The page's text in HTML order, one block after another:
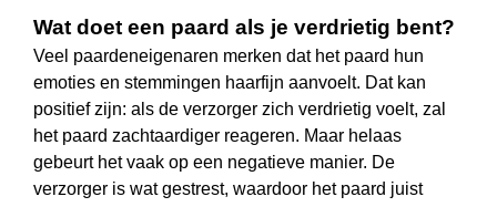
Wat doet een paard als je verdrietig bent?
Veel paardeneigenaren merken dat het paard hun
emoties en stemmingen haarfijn aanvoelt. Dat kan
positief zijn: als de verzorger zich verdrietig voelt, zal
het paard zachtaardiger reageren. Maar helaas
gebeurt het vaak op een negatieve manier. De
verzorger is wat gestrest, waardoor het paard juist